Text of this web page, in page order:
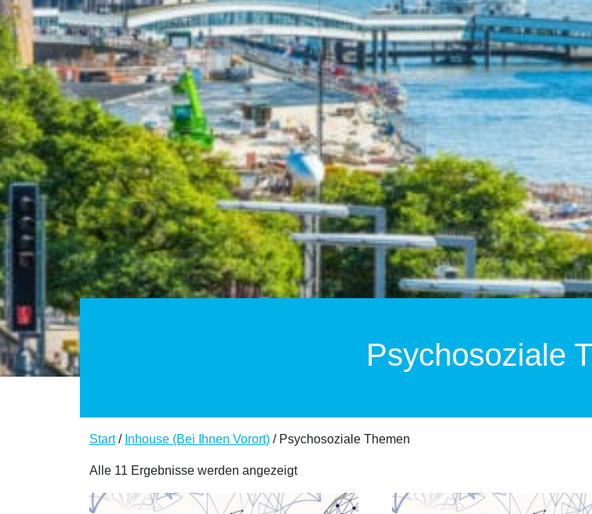
Psychosoziale
Start/ Inhouse (Bei Ihnen Vorort) / Psychosoziale Themen
Alle 11 Ergebnisse werden angezeigt